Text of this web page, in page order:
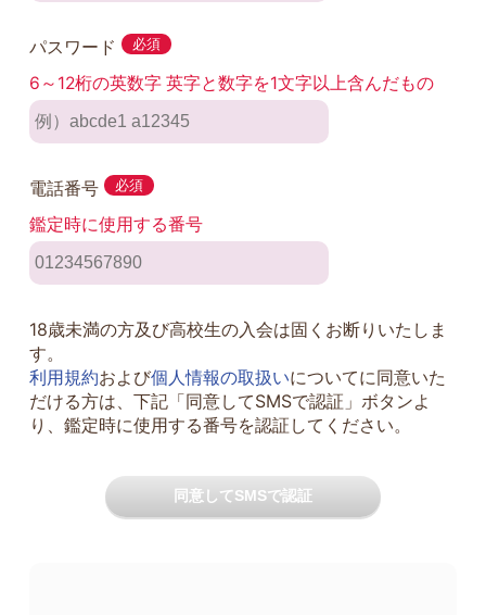
パスワード 必須
6～12桁の英数字 英字と数字を1文字以上含んだもの
電話番号 必須
鑑定時に使用する番号
18歳未満の方及び高校生の入会は固くお断りいたしま
す。
利用規約および個人情報の取扱いについてに同意いた
だける方は、下記「同意してSMSで認証」ボタンよ
り、鑑定時に使用する番号を認証してください。
同意してSMSで認証